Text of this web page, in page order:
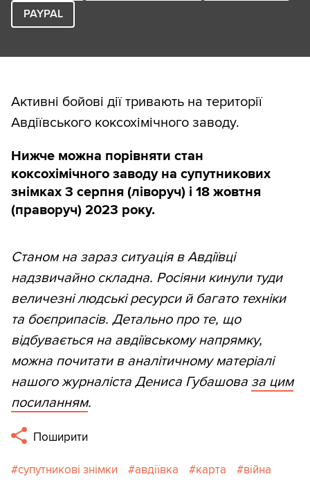
PAYPAL
Активні бойові дії тривають на території
Авдіївського коксохімічного заводу.
Нижче можна порівняти стан
коксохімічного заводу на супутникових
знімках 3 серпня (ліворуч) і 18 жовтня
(праворуч) 2023 року.
Станом на зараз ситуація в Авдіївці
надзвичайно складна. Росіяни кинули туди
величезні людські ресурси й багато техніки
та боєприпасів. Детально про те, що
відбувається на авдіївському напрямку,
можна почитати в аналітичному матеріалі
нашого журналіста Дениса Губашова за цим
посиланням.
Поширити
супутникові знімки авдіївка карта війна